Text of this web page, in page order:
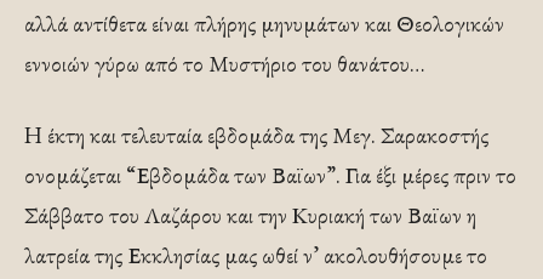
αλλά αντίθετα είναι πλήρης μηνυμάτων και Θεολογικών
εννοιών γύρω από το Μυστήριο του θανάτου…
H έκτη και τελευταία εβδομάδα της Μεγ. Σαρακοστής
ονομάζεται “Εβδομάδα των Βαϊων”. Για έξι μέρες πριν το
Σάββατο του Λαζάρου και την Κυριακή των Βαϊων η
λατρεία της Εκκλησίας μας ωθεί ν’ ακολουθήσουμε το